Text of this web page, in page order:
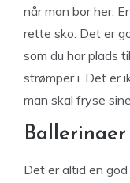
når man bor her.
rette sko. Det er
som du har plads
strømper i. Det er
man skal fryse
Ballerinaer
Det er altid en